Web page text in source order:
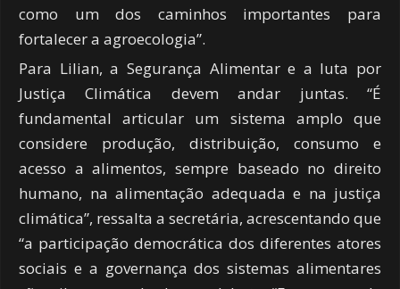
como um dos caminhos importantes para
fortalecer a agroecologia”.
Para Lilian, a Segurança Alimentar e a luta por
Justiça Climática devem andar juntas. “É
fundamental articular um sistema amplo que
considere produção, distribuição, consumo e
acesso a alimentos, sempre baseado no direito
humano, na alimentação adequada e na justiça
climática”, ressalta a secretária, acrescentando que
“a participação democrática dos diferentes atores
sociais e a governança dos sistemas alimentares